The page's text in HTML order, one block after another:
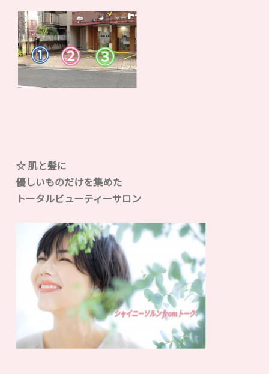
☆ 肌と髪に
優しいものだけを集めた
トータルビューティーサロン